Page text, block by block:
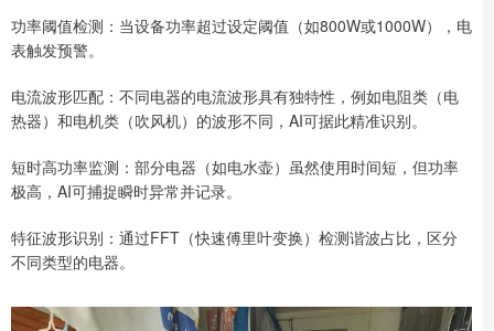
功率阈值检测：当设备功率超过设定阈值（如800W或1000W），电
表触发预警。
电流波形匹配：不同电器的电流波形具有独特性，例如电阻类（电
热器）和电机类（吹风机）的波形不同，AI可据此精准识别。
短时高功率监测：部分电器（如电水壶）虽然使用时间短，但功率
极高，AI可捕捉瞬时异常并记录。
特征波形识别：通过FFT（快速傅里叶变换）检测谐波占比，区分
不同类型的电器。